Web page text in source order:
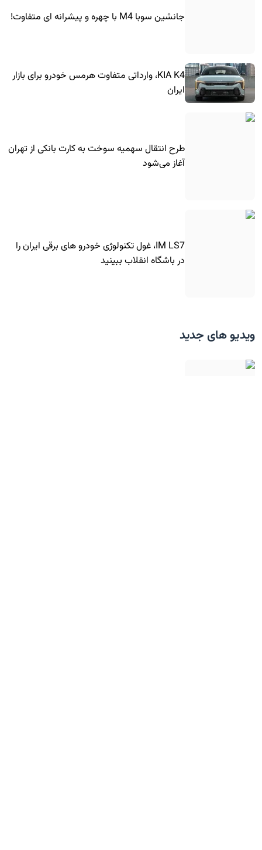
جانشین سوبا M4 با چهره و پیشرانه ای متفاوت!
KIA K4، وارداتی متفاوت هرمس خودرو برای بازار
ایران
طرح انتقال سهمیه سوخت به کارت بانکی از تهران
آغاز می‌شود
IM LS7، غول تکنولوژی خودرو های برقی ایران را
در باشگاه انقلاب ببینید
ویدیو های جدید